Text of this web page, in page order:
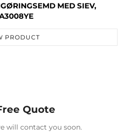
MED SIEV,
PRODUCT
Quote
will contact you soon.